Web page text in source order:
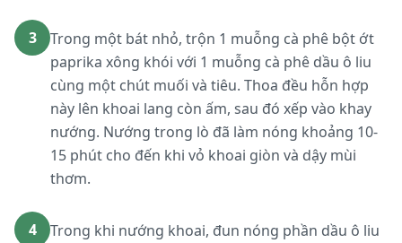
3
Trong một bát nhỏ, trộn 1 muỗng cà phê bột ớt
paprika xông khói với 1 muỗng cà phê dầu ô liu
cùng một chút muối và tiêu. Thoa đều hỗn hợp
này lên khoai lang còn ấm, sau đó xếp vào khay
nướng. Nướng trong lò đã làm nóng khoảng 10-
15 phút cho đến khi vỏ khoai giòn và dậy mùi
thơm.
4
Trong khi nướng khoai, đun nóng phần dầu ô liu